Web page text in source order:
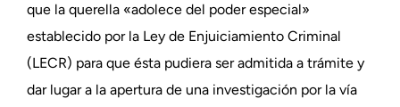
que la querella «adolece del poder especial»
establecido por la Ley de Enjuiciamiento Criminal
(LECR) para que ésta pudiera ser admitida a trámite y
dar lugar a la apertura de una investigación por la vía